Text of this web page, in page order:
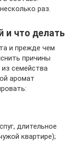
раз.
и что делать
и прежде чем
причины
семейства
аромат
длительное
квартире);